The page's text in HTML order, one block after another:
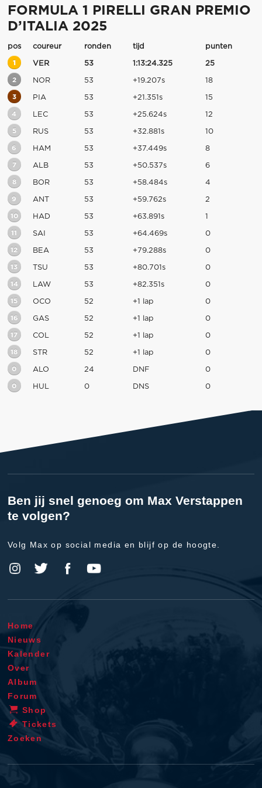
FORMULA 1 PIRELLI GRAN PREMIO
D’ITALIA 2025
pos coureur ronden tijd punten
1 VER 53 1:13:24.325 25
2 NOR 53 +19.207s 18
3 PIA 53 +21.351s 15
4 LEC 53 +25.624s 12
5 RUS 53 +32.881s 10
6 HAM 53 +37.449s 8
7 ALB 53 +50.537s 6
8 BOR 53 +58.484s 4
9 ANT 53 +59.762s 2
10 HAD 53 +63.891s 1
11 SAI 53 +64.469s 0
12 BEA 53 +79.288s 0
13 TSU 53 +80.701s 0
14 LAW 53 +82.351s 0
15 OCO 52 +1 lap 0
16 GAS 52 +1 lap 0
17 COL 52 +1 lap 0
18 STR 52 +1 lap 0
0 ALO 24 DNF 0
0 HUL 0 DNS 0
Ben jij snel genoeg om Max Verstappen
te volgen?
Volg Max op social media en blijf op de hoogte.
Home
Nieuws
Kalender
Over
Album
Forum
Shop
Tickets
Zoeken